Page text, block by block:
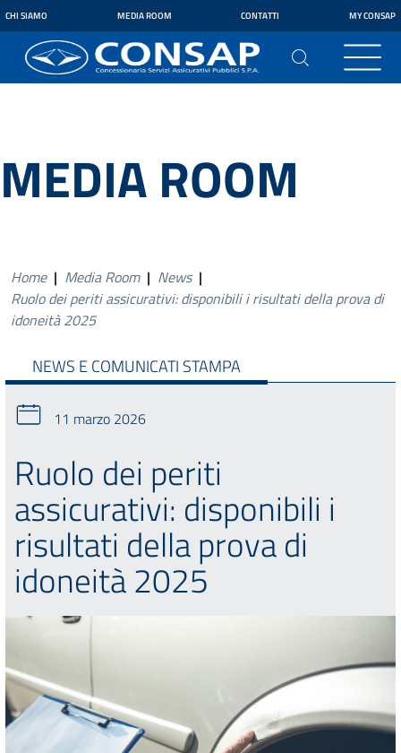
CHI SIAMO MEDIA ROOM CONTATTI MY CONSAP
MEDIA ROOM
Home | Media Room | News |
Ruolo dei periti assicurativi: disponibili i risultati della prova di
idoneità 2025
NEWS E COMUNICATI STAMPA
11 marzo 2026
Ruolo dei periti
assicurativi: disponibili i
risultati della prova di
idoneità 2025